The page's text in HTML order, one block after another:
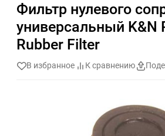
Фильтр нулевого
универсальный K&N
Rubber Filter
В избранное К сравнению